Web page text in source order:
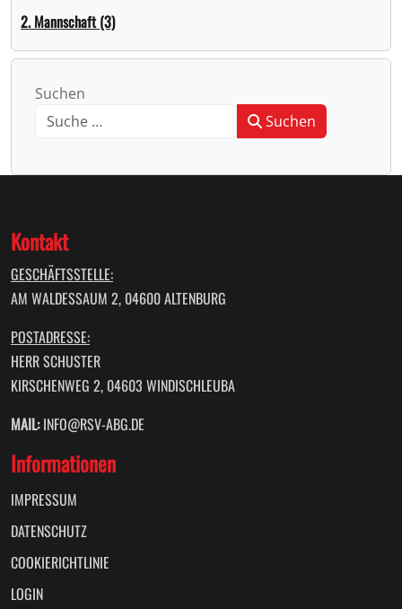
2. Mannschaft (3)
Suchen
Suchen
Kontakt
GESCHÄFTSSTELLE:
AM WALDESSAUM 2, 04600 ALTENBURG
POSTADRESSE:
HERR SCHUSTER
KIRSCHENWEG 2, 04603 WINDISCHLEUBA
MAIL:INFO@RSV-ABG.DE
Informationen
IMPRESSUM
DATENSCHUTZ
COOKIERICHTLINIE
LOGIN